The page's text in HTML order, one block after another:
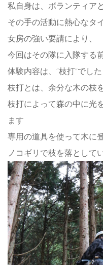
私自身は、ボランティア
その手の活動に熱心なタ
女房の強い要請により、
今回はその隊に入隊する
体験内容は、“枝打”でした
枝打とは、余分な木の枝
枝打によって森の中に光
ます
専用の道具を使って木に
ノコギリで枝を落として